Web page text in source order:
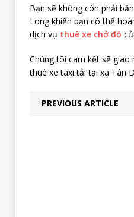
Bạn sẽ không còn phải
Long khiến bạn có thể
dịch vụ thuê xe chở đồ
Chúng tôi cam kết sẽ giao
thuê xe taxi tải tại xã Tân
PREVIOUS ARTICLE